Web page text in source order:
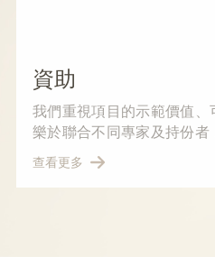
資助
我們重視項目的示範價值、
樂於聯合不同專家及持份者
成更廣泛的成果影響力。
查看更多